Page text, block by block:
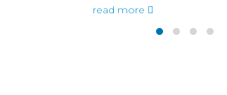
read more